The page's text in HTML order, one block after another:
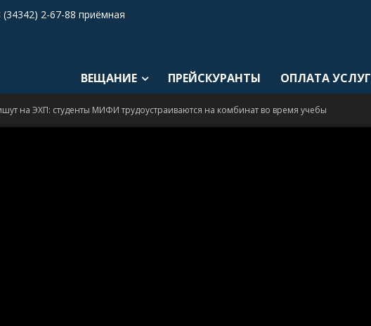
(34342) 2-67-88 приёмная
ВЕЩАНИЕ ПРЕЙСКУРАНТЫ ОПЛАТА УСЛУГ
на ЭХП: студенты МИФИ трудоустраиваются на комбинат во время учебы